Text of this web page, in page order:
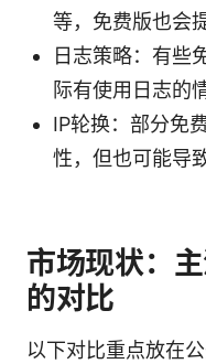
等，免费版也会
日志策略：有些
际有使用日志的
IP轮换：部分免
性，但也可能导
市场现状：
的对比
以下对比重点放在